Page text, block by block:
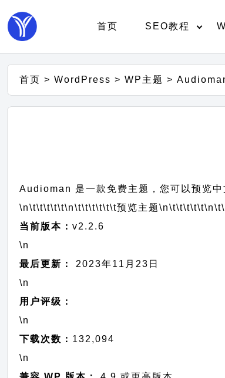
首页 SEO教程
首页 >WordPress >WP主题 >
Audioman 是一款免费主题，您可以预览
\n\t\t\t\t\t\n\t\t\t\t\t\t预览主题\n\t\t\t\t\t
当前版本：v2.2.6
\n
最后更新：
2023年11月23日
\n
用户评级：
\n
下载次数： 132,094
\n